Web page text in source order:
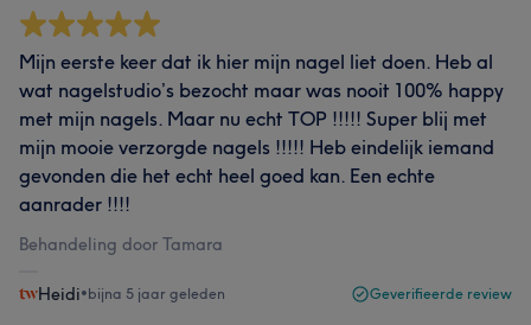
Mijn eerste keer dat ik hier mijn nagel liet doen. Heb al
wat nagelstudio’s bezocht maar was nooit 100% happy
met mijn nagels. Maar nu echt TOP !!!!! Super blij met
mijn mooie verzorgde nagels !!!!! Heb eindelijk iemand
gevonden die het echt heel goed kan. Een echte
aanrader !!!!
Behandeling door Tamara
Heidi•bijna 5 jaar geleden Geverifieerde review